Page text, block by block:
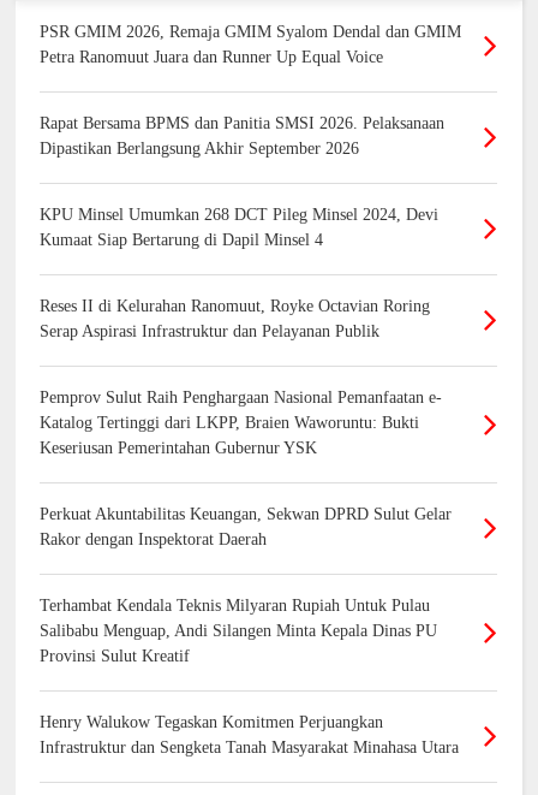
PSR GMIM 2026, Remaja GMIM Syalom Dendal dan GMIM
Petra Ranomuut Juara dan Runner Up Equal Voice
Rapat Bersama BPMS dan Panitia SMSI 2026. Pelaksanaan
Dipastikan Berlangsung Akhir September 2026
KPU Minsel Umumkan 268 DCT Pileg Minsel 2024, Devi
Kumaat Siap Bertarung di Dapil Minsel 4
Reses II di Kelurahan Ranomuut, Royke Octavian Roring
Serap Aspirasi Infrastruktur dan Pelayanan Publik
Pemprov Sulut Raih Penghargaan Nasional Pemanfaatan e-
Katalog Tertinggi dari LKPP, Braien Waworuntu: Bukti
Keseriusan Pemerintahan Gubernur YSK
Perkuat Akuntabilitas Keuangan, Sekwan DPRD Sulut Gelar
Rakor dengan Inspektorat Daerah
Terhambat Kendala Teknis Milyaran Rupiah Untuk Pulau
Salibabu Menguap, Andi Silangen Minta Kepala Dinas PU
Provinsi Sulut Kreatif
Henry Walukow Tegaskan Komitmen Perjuangkan
Infrastruktur dan Sengketa Tanah Masyarakat Minahasa Utara